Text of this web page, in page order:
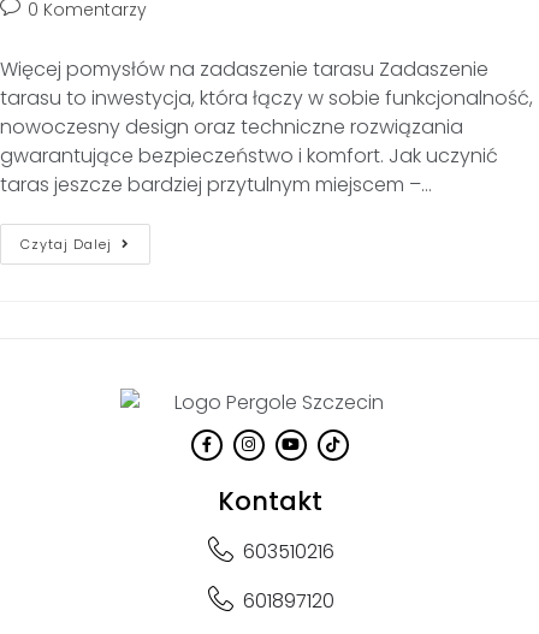
0 Komentarzy
Więcej pomysłów na zadaszenie tarasu Zadaszenie
tarasu to inwestycja, która łączy w sobie funkcjonalność,
nowoczesny design oraz techniczne rozwiązania
gwarantujące bezpieczeństwo i komfort. Jak uczynić
taras jeszcze bardziej przytulnym miejscem –…
Czytaj Dalej
Kontakt
603510216
601897120